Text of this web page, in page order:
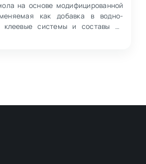
на основе модифицированной
как добавка в водно-
клеевые системы и составы на